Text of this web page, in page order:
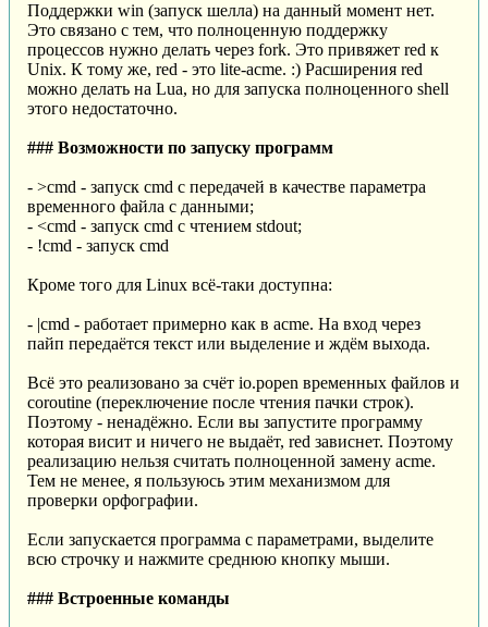
Поддержки win (запуск шелла) на данный момент нет.
Это связано с тем, что полноценную поддержку
процессов нужно делать через fork. Это привяжет red к
Unix. К тому же, red - это lite-acme. :) Расширения red
можно делать на Lua, но для запуска полноценного shell
этого недостаточно.
### Возможности по запуску программ
- >cmd - запуск cmd с передачей в качестве параметра
временного файла с данными;
- <cmd - запуск cmd с чтением stdout;
- !cmd - запуск cmd
Кроме того для Linux всё-таки доступна:
- |cmd - работает примерно как в acme. На вход через
пайп передаётся текст или выделение и ждём выхода.
Всё это реализовано за счёт io.popen временных файлов и
coroutine (переключение после чтения пачки строк).
Поэтому - ненадёжно. Если вы запустите программу
которая висит и ничего не выдаёт, red зависнет. Поэтому
реализацию нельзя считать полноценной замену acme.
Тем не менее, я пользуюсь этим механизмом для
проверки орфографии.
Если запускается программа с параметрами, выделите
всю строчку и нажмите среднюю кнопку мыши.
### Встроенные команды